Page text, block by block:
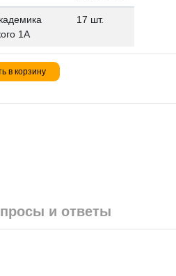
1А
17 шт.
в корзину
и ответы